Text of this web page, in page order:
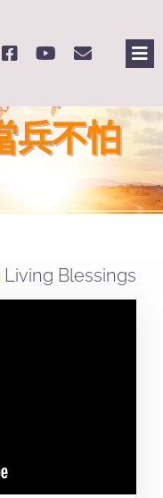
兵不怕
Living Blessings